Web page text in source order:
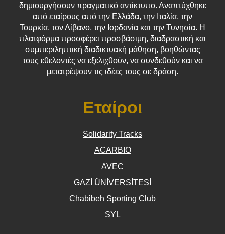
δημιουργήσουν πραγματικό αντίκτυπο. Αναπτύχθηκε
από εταίρους από την Ελλάδα, την Ιταλία, την
Τουρκία, τον Λίβανο, την Ιορδανία και την Τυνησία. Η
πλατφόρμα προσφέρει προσβάσιμη, διαδραστική και
συμπεριληπτική διαδικτυακή μάθηση, βοηθώντας
τους εθελοντές να εξελιχθούν, να συνδεθούν και να
μετατρέψουν τις ιδέες τους σε δράση.
Εταίροι
Solidarity Tracks
ACARBIO
AVEC
GAZİ ÜNİVERSİTESİ
Chabibeh Sporting Club
SYL